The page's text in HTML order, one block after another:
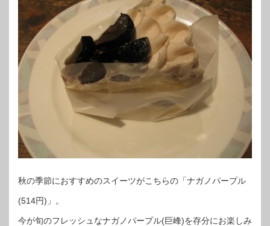
秋の季節におすすめのスイーツがこちらの「ナガノパープル
(514円)」。
今が旬のフレッシュなナガノパープル(巨峰)を存分にお楽しみ